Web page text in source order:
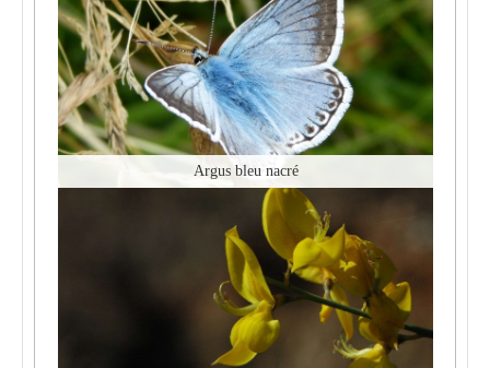
Argus bleu nacré